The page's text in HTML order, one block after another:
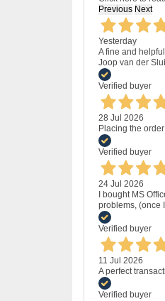
Previous Next
Yesterday
A fine and
Joop van der
Verified buyer
28 Jul 2026
Placing the
Verified buyer
24 Jul 2026
I bought MS
problems, (once
Verified buyer
11 Jul 2026
A perfect
Verified buyer